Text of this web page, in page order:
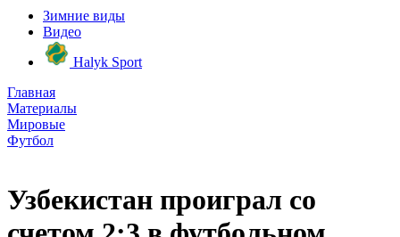
Зимние виды
Видео
Halyk Sport
Главная
Материалы
Мировые
Футбол
Узбекистан проиграл со